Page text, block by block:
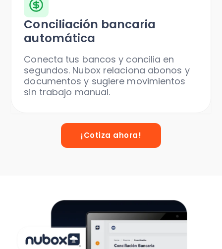
Conciliación bancaria
automática
Conecta tus bancos y concilia en
segundos. Nubox relaciona abonos y
documentos y sugiere movimientos
sin trabajo manual.
¡Cotiza ahora!